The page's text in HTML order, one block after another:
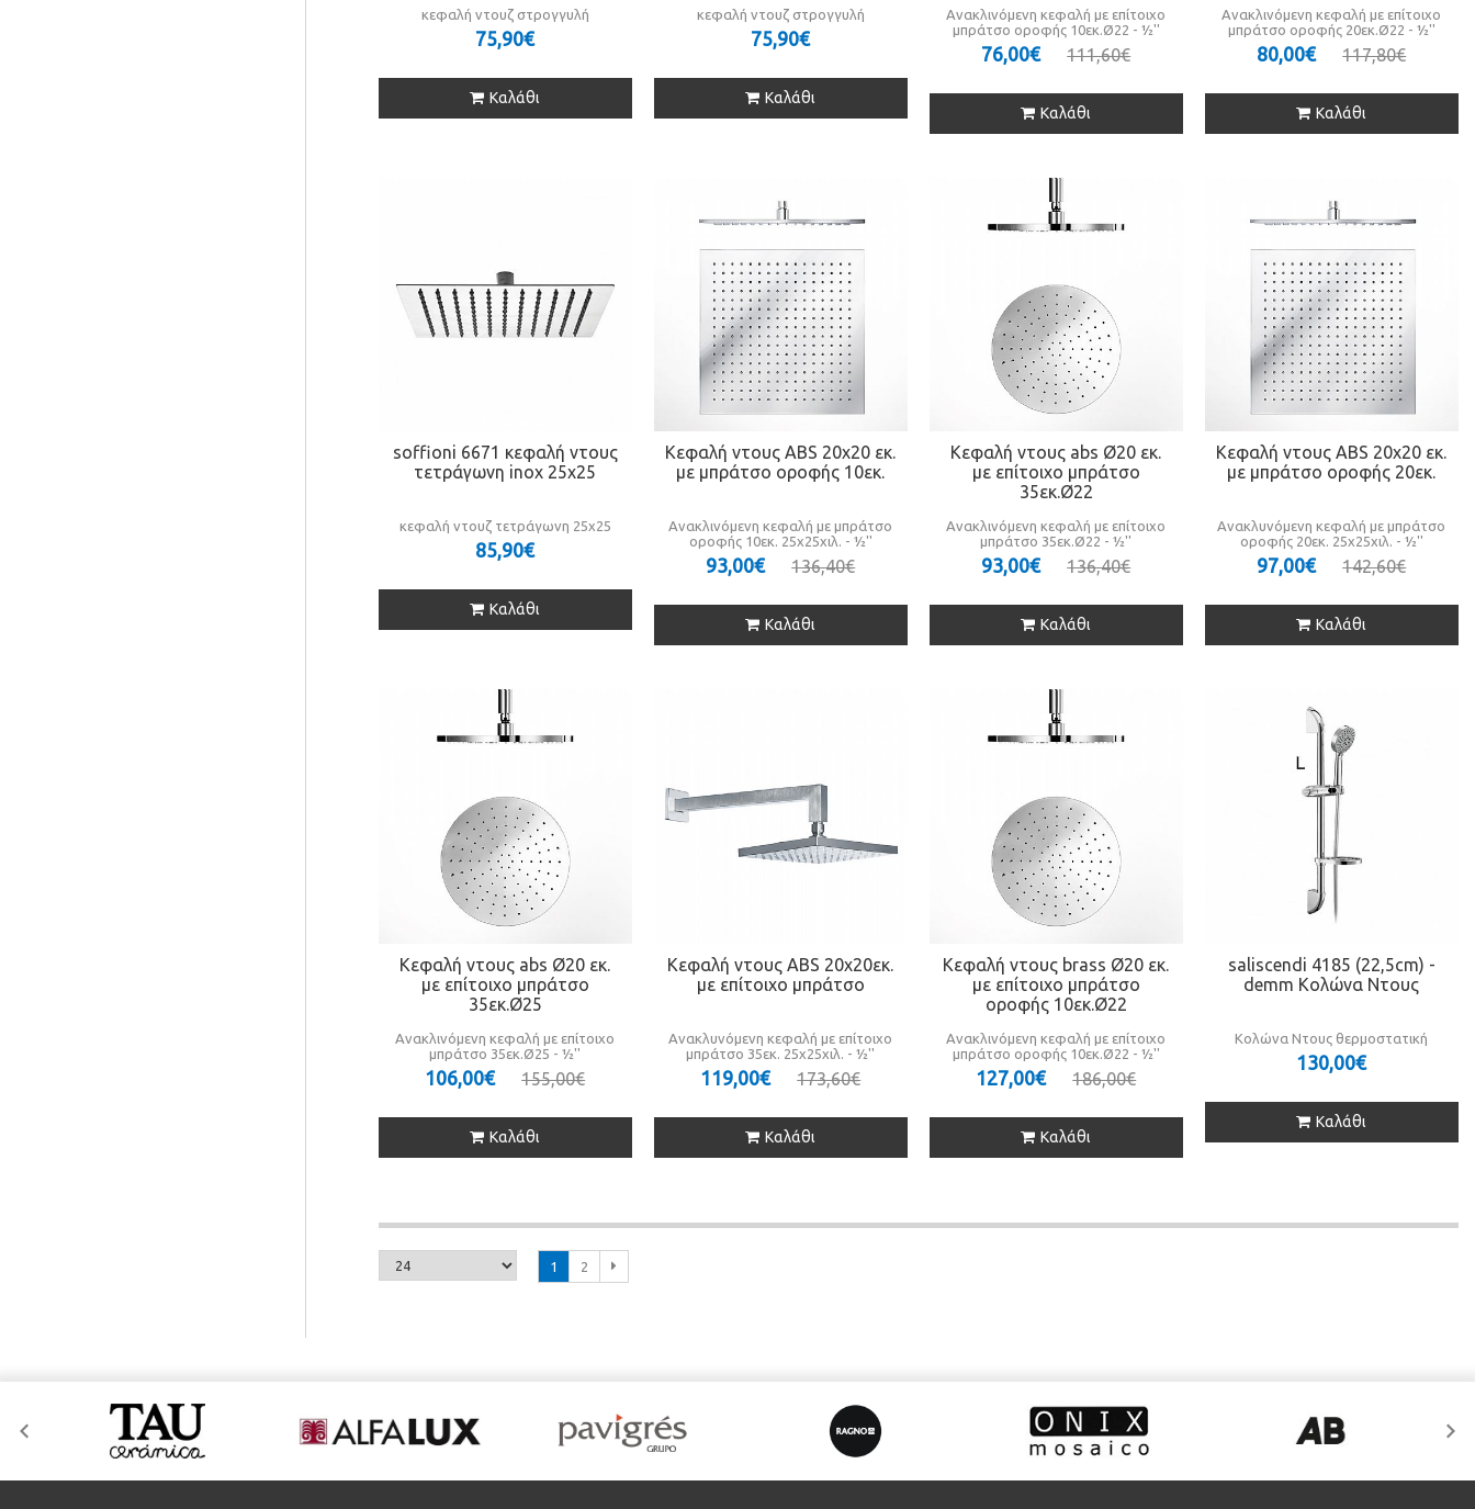
κεφαλή ντουζ στρογγυλή
75,90€
Καλάθι
κεφαλή ντουζ στρογγυλή
75,90€
Καλάθι
Ανακλινόμενη κεφαλή με επίτοιχο
μπράτσο οροφής 10εκ.Ø22 - ½''
76,00€ 111,60€
Καλάθι
Ανακλινόμενη κεφαλή με επίτοιχο
μπράτσο οροφής 20εκ.Ø22 - ½''
80,00€ 117,80€
Καλάθι
soffioni 6671 κεφαλή ντους
τετράγωνη inox 25x25
κεφαλή ντουζ τετράγωνη 25x25
85,90€
Καλάθι
Κεφαλή ντους ABS 20x20 εκ.
με μπράτσο οροφής 10εκ.
Ανακλινόμενη κεφαλή με μπράτσο
οροφής 10εκ. 25x25χιλ. - ½''
93,00€ 136,40€
Καλάθι
Κεφαλή ντους abs Ø20 εκ.
με επίτοιχο μπράτσο
35εκ.Ø22
Ανακλινόμενη κεφαλή με επίτοιχο
μπράτσο 35εκ.Ø22 - ½''
93,00€ 136,40€
Καλάθι
Κεφαλή ντους ABS 20x20 εκ.
με μπράτσο οροφής 20εκ.
Ανακλυνόμενη κεφαλή με μπράτσο
οροφής 20εκ. 25x25χιλ. - ½''
97,00€ 142,60€
Καλάθι
Κεφαλή ντους abs Ø20 εκ.
με επίτοιχο μπράτσο
35εκ.Ø25
Ανακλινόμενη κεφαλή με επίτοιχο
μπράτσο 35εκ.Ø25 - ½''
106,00€ 155,00€
Καλάθι
Κεφαλή ντους ABS 20x20εκ.
με επίτοιχο μπράτσο
Ανακλυνόμενη κεφαλή με επίτοιχο
μπράτσο 35εκ. 25x25χιλ. - ½''
119,00€ 173,60€
Καλάθι
Κεφαλή ντους brass Ø20 εκ.
με επίτοιχο μπράτσο
οροφής 10εκ.Ø22
Ανακλινόμενη κεφαλή με επίτοιχο
μπράτσο οροφής 10εκ.Ø22 - ½''
127,00€ 186,00€
Καλάθι
saliscendi 4185 (22,5cm) -
demm Κολώνα Ντους
Κολώνα Ντους θερμοστατική
130,00€
Καλάθι
1 2